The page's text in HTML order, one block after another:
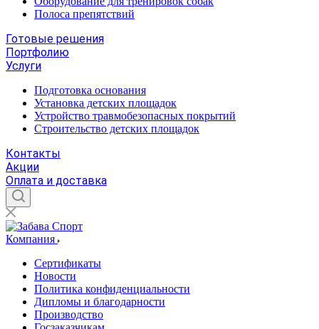
Полоса препятствий
Готовые решения
Портфолию
Услуги
Подготовка основания
Установка детских площадок
Устройство травмобезопасных покрытий
Строительство детских площадок
Контакты
Акции
Оплата и доставка
Компания
Сертификаты
Новости
Политика конфиденциальности
Дипломы и благодарности
Производство